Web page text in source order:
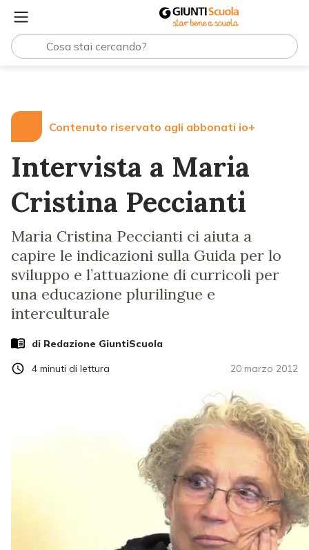
Contenuto riservato agli abbonati io+
Intervista a Maria
Cristina Peccianti
Maria Cristina Peccianti ci aiuta a
capire le indicazioni sulla Guida per lo
sviluppo e l’attuazione di curricoli per
una educazione plurilingue e
interculturale
di Redazione GiuntiScuola
20 marzo 2012
4 minuti di lettura